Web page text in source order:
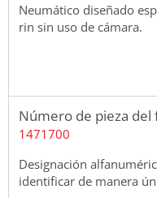
Neumático diseñado
rin sin uso de cámara.
Número de pieza del
1471700
Designación
identificar de manera